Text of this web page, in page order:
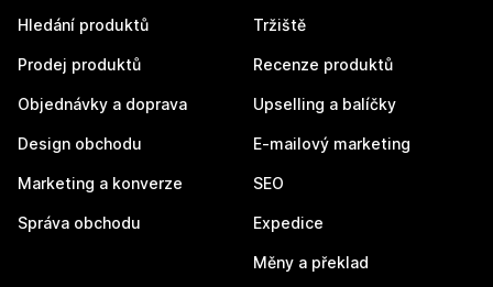
Hledání produktů
Prodej produktů
Objednávky a doprava
Design obchodu
Marketing a konverze
Správa obchodu
Tržiště
Recenze produktů
Upselling a balíčky
E-mailový marketing
SEO
Expedice
Měny a překlad